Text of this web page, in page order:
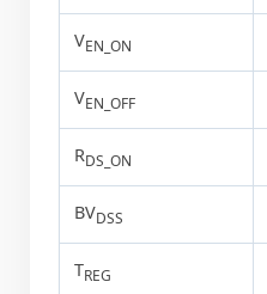
VEN_ON
VEN_OFF
RDS_ON
BVDSS
TREG